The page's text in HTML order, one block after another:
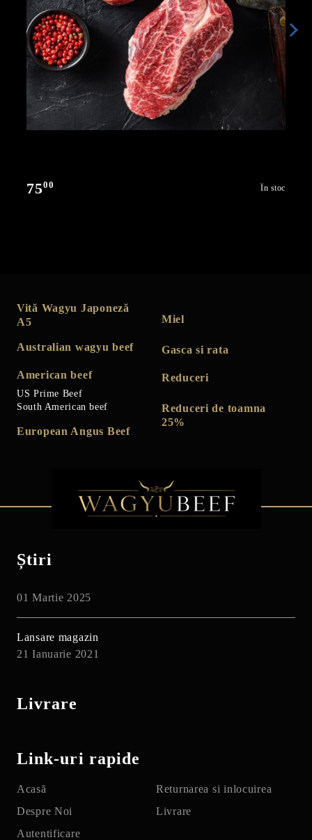
7500 În stoc
Vită Wagyu Japoneză
A5
Australian wagyu beef
American beef
US Prime Beef
South American beef
European Angus Beef
Miel
Gasca si rata
Reduceri
Reduceri de toamna
25%
Știri
01 Martie 2025
Lansare magazin
21 Ianuarie 2021
Livrare
Link-uri rapide
Acasă
Despre Noi
Autentificare
Returnarea si inlocuirea
Livrare